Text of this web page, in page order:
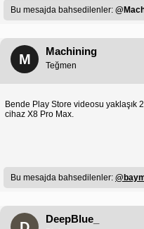
Bu mesajda bahsedilenler:
M
Machining
Teğmen
Bende Play Store videosu yaklaşık
cihaz X8 Pro Max.
Bu mesajda bahsedilenler:
DeepBlue_